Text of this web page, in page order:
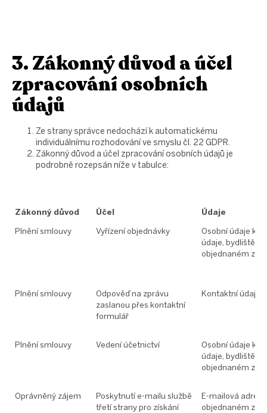
3. Zákonný důvod a účel
zpracování osobních
údajů
Ze strany správce nedochází k automatickému
individuálnímu rozhodování ve smyslu čl. 22 GDPR.
Zákonný důvod a účel zpracování osobních údajů je
podrobně rozepsán níže v tabulce:
Zákonný důvod Účel
Údaje
Plnění smlouvy
Vyřízení objednávky
Osobní údaje
údaje, bydliště)
objednaném
Plnění smlouvy
Odpověď na zprávu
zaslanou přes kontaktní
formulář
Kontaktní údaje
Plnění smlouvy Vedení účetnictví
Osobní údaje
údaje, bydliště)
objednaném
Oprávněný zájem
Poskytnutí e-mailu službě
třetí strany pro získání
E-mailová
objednaném